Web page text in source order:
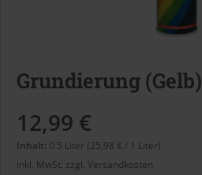
Grundierung (Gelb)
12,99 €
Inhalt: 0.5 Liter (25,98 € / 1 Liter)
inkl. MwSt. zzgl. Versandkosten